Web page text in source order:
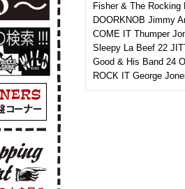
Fisher & The
DOORKNOB Jimmy
COME IT Thumper
Sleepy La Beef 22
Good & His Band 24
ROCK IT George